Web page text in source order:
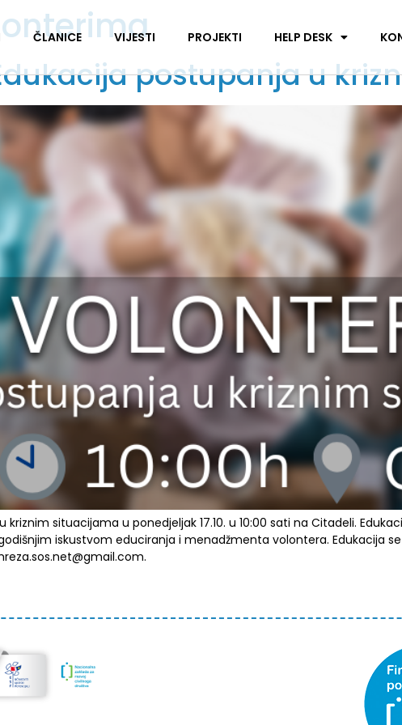
ČLANICE VIJESTI PROJEKTI HELP DESK
postupanja u
situacijama u ponedjeljak 17.10. u 10:00 sati na Citadeli.
iskustvom educiranja i menadžmenta volontera. Edukacija